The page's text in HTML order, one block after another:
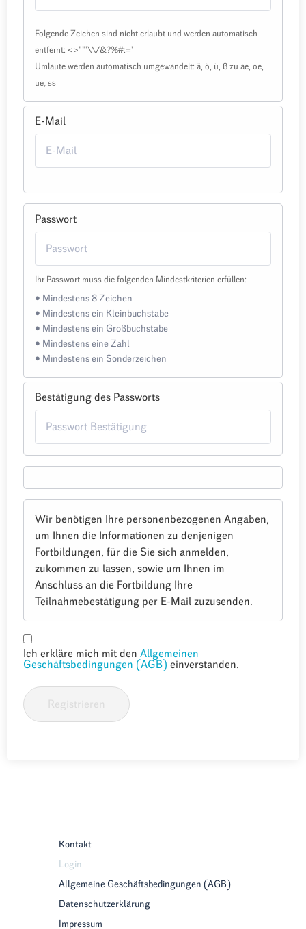
Folgende Zeichen sind nicht erlaubt und werden automatisch
entfernt: <>""'\\/&?%#:='
Umlaute werden automatisch umgewandelt: ä, ö, ü, ß zu ae, oe,
ue, ss
E-Mail
Passwort
Ihr Passwort muss die folgenden Mindestkriterien erfüllen:
• Mindestens 8 Zeichen
• Mindestens ein Kleinbuchstabe
• Mindestens ein Großbuchstabe
• Mindestens eine Zahl
• Mindestens ein Sonderzeichen
Bestätigung des Passworts
Wir benötigen Ihre personenbezogenen Angaben,
um Ihnen die Informationen zu denjenigen
Fortbildungen, für die Sie sich anmelden,
zukommen zu lassen, sowie um Ihnen im
Anschluss an die Fortbildung Ihre
Teilnahmebestätigung per E-Mail zuzusenden.
Ich erkläre mich mit den Allgemeinen
Geschäftsbedingungen (AGB) einverstanden.
Registrieren
Kontakt
Login
Allgemeine Geschäftsbedingungen (AGB)
Datenschutzerklärung
Impressum